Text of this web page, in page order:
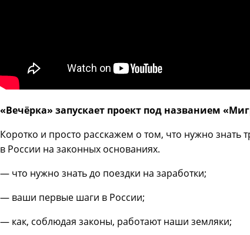
«Вечёрка» запускает проект под названием
Коротко и просто расскажем о том, что нужно знать
в России на законных основаниях.
— что нужно знать до поездки на заработки;
— ваши первые шаги в России;
— как, соблюдая законы, работают наши земляки;